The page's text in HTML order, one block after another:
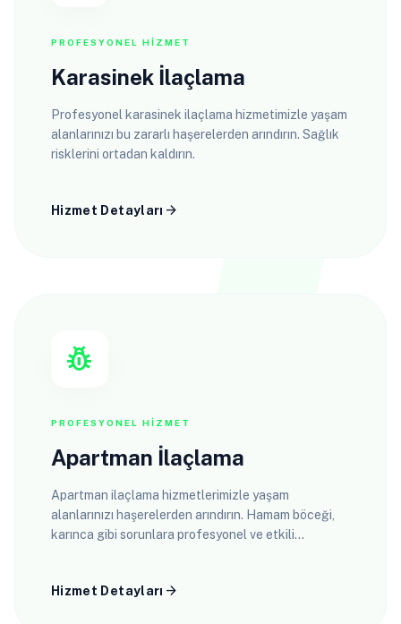
PROFESYONEL HIZMET
Karasinek İlaçlama
Profesyonel karasinek ilaçlama hizmetimizle yaşam
alanlarınızı bu zararlı haşerelerden arındırın. Sağlık
risklerini ortadan kaldırın.
Hizmet Detayları arrow_forward
pest_control
PROFESYONEL HIZMET
Apartman İlaçlama
Apartman ilaçlama hizmetlerimizle yaşam
alanlarınızı haşerelerden arındırın. Hamam böceği,
karınca gibi sorunlara profesyonel ve etkili
Hizmet Detayları arrow_forward